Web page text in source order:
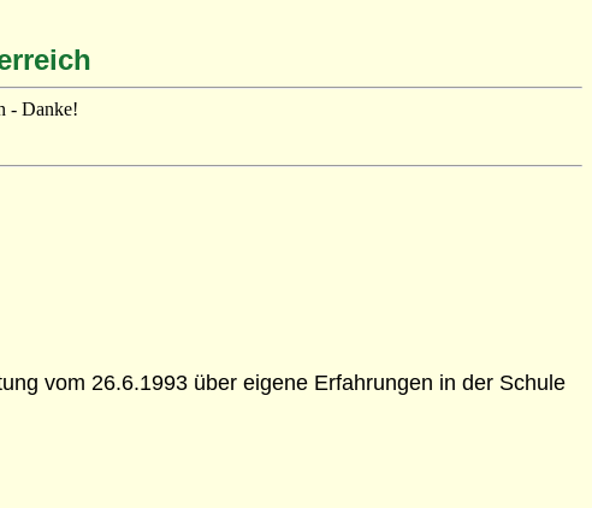
- Danke!
vom 26.6.1993 über eigene Erfahrungen in der Schule